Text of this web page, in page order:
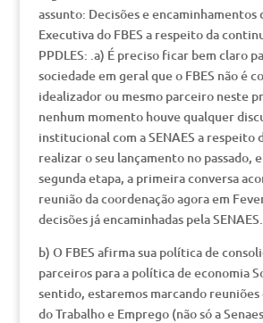
assunto: Decisões e encaminhamentos
Executiva do FBES a respeito da
PPDLES: .a) É preciso ficar bem claro
sociedade em geral que o FBES não é
idealizador ou mesmo parceiro neste
nenhum momento houve qualquer
institucional com a SENAES a respeito
realizar o seu lançamento no passado,
segunda etapa, a primeira conversa
reunião da coordenação agora em
decisões já encaminhadas pela SENAES.
b) O FBES afirma sua política de
parceiros para a política de economia
sentido, estaremos marcando
do Trabalho e Emprego (não só a